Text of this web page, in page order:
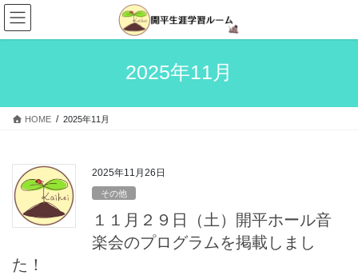
コ
ン
テ
ス
ナ
ビ
ゲ
ン
2025年11月
HOME 2025年11月
2025年11月26日
その他
１１月２９日（土）開平ホール音
楽会のプログラムを掲載しまし
た！